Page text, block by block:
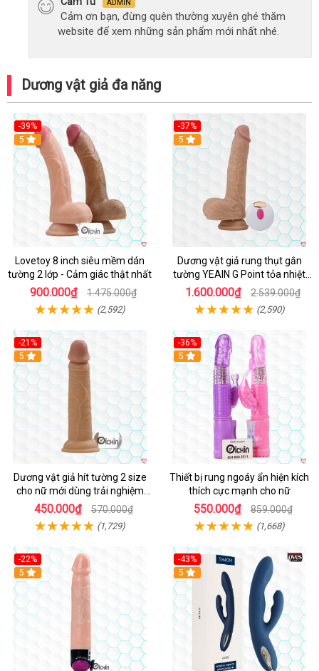
ADMIN
Cảm ơn bạn, đừng quên thường xuyên ghé thăm
website để xem những sản phẩm mới nhất nhé.
Dương vật giả đa năng
-39%
Hot
5
Lovetoy 8 inch siêu mềm dán
tường 2 lớp - Cảm giác thật nhất
900.000₫ 1.475.000₫
(2,592)
-37%
5
Dương vật giả rung thụt gắn
tường YEAIN G Point tỏa nhiệt
điều khiển từ xa
1.600.000₫ 2.539.000₫
(2,590)
-21%
Hot
5
Dương vật giả hít tường 2 size
cho nữ mới dùng trải nghiệm
thật
450.000₫ 570.000₫
(1,729)
-36%
Hot
5
Thiết bị rung ngoáy ẩn hiện kích
thích cực mạnh cho nữ
550.000₫ 859.000₫
(1,668)
-22%
Hot
5
-43%
Hot
5